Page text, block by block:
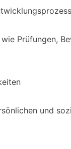
Prüfungen,
und